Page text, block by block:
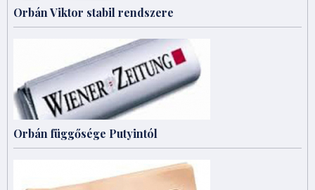
Orbán Viktor stabil rendszere
Orbán függősége Putyintól